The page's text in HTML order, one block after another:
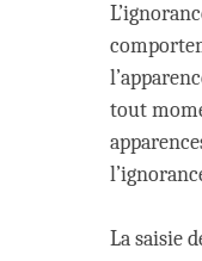
tout
La saisie